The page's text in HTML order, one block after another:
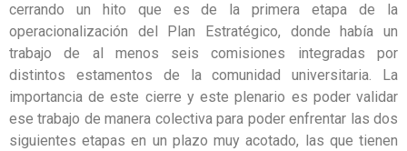
cerrando un hito que es de la primera etapa de la
operacionalización del Plan Estratégico, donde había un
trabajo de al menos seis comisiones integradas por
distintos estamentos de la comunidad universitaria. La
importancia de este cierre y este plenario es poder validar
ese trabajo de manera colectiva para poder enfrentar las dos
siguientes etapas en un plazo muy acotado, las que tienen